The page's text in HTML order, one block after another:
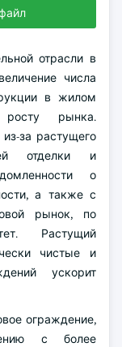
отрасли в
числа
в жилом
росту рынка.
за растущего
отделки и
о
а также с
рынок, по
Растущий
чистые и
ускорит
ограждение,
с более